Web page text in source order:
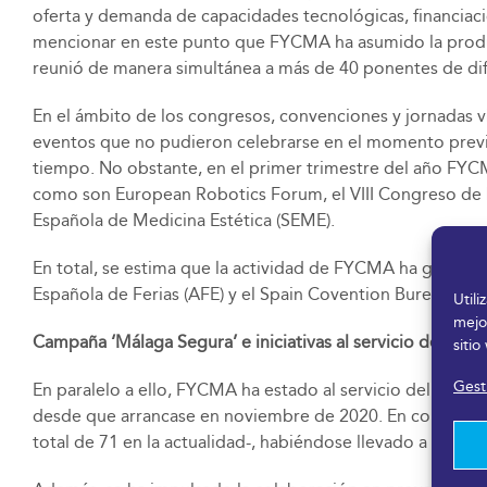
sitio
oferta y demanda de capacidades tecnológicas,
mencionar en este punto que FYCMA ha asumido la
reunió de manera simultánea a más de 40 ponentes de
En el ámbito de los congresos, convenciones y
eventos que no pudieron celebrarse en el momento
tiempo. No obstante, en el primer trimestre del año
como son European Robotics Forum, el VIII Congreso
Española de Medicina Estética (SEME).
En total, se estima que la actividad de FYCMA ha
Española de Ferias (AFE) y el Spain Covention Bureau.
Campaña ‘Málaga Segura’ e iniciativas al servicio de la
En paralelo a ello, FYCMA ha estado al servicio del
desde que arrancase en noviembre de 2020. En
total de 71 en la actualidad-, habiéndose llevado a cabo